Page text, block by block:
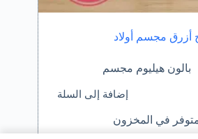
أزرق مجسم أولاد
بالون هيليوم مجسم
إضافة إلى السلة